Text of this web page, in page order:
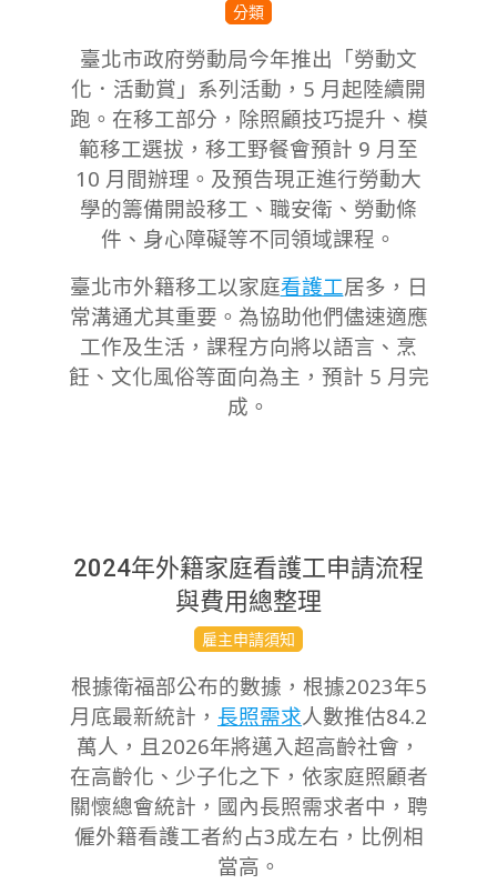
30
分類
臺北市政府勞動局今年推出「勞動文
化．活動賞」系列活動，5 月起陸續開
跑。在移工部分，除照顧技巧提升、模
範移工選拔 ， 移工野餐會預計 9 月至
10 月間辦理。及預告現正進行勞動大
學的籌備開設移工、職安衛、 勞動條
件、身心障礙等不同領域課程 。
臺北市外籍移工以家庭看護工居多，日
常溝通尤其重要。為協助他們儘速適應
工作及生活，課程方向將以語言、烹
飪、文化風俗等面向為主，預計 5 月完
成。
2024年外籍家庭看護工申請流程
與費用總整理
12
雇主申請須知
根據衛福部公布的數據，根據2023年5
月底最新統計， 長照需求人數推估84.2
萬人，且2026年將邁入超高齡社會，
在高齡化、少子化之下， 依家庭照顧者
關懷總會統計，國內長照需求者中，聘
僱外籍看護工者約占3成左右，比例相
當高。